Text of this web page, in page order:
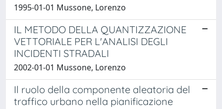
1995-01-01 Mussone, Lorenzo
IL METODO DELLA QUANTIZZAZIONE
VETTORIALE PER L'ANALISI DEGLI
INCIDENTI STRADALI
2002-01-01 Mussone, Lorenzo
Il ruolo della componente aleatoria del
traffico urbano nella pianificazione